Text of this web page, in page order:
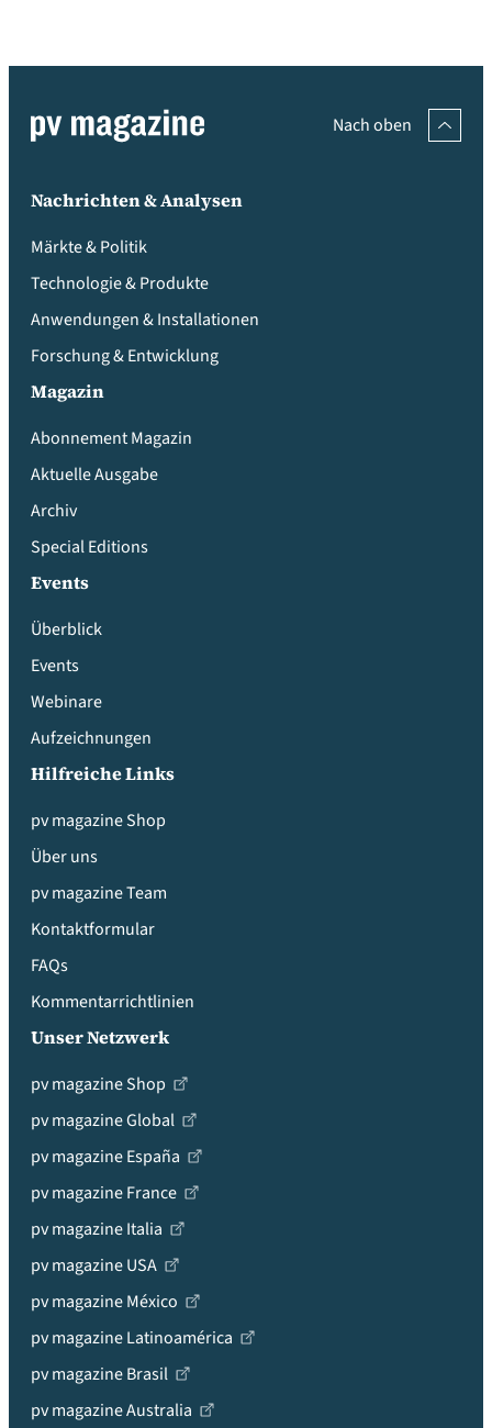
Nach oben
Nachrichten & Analysen
Märkte & Politik
Technologie & Produkte
Anwendungen & Installationen
Forschung & Entwicklung
Magazin
Abonnement Magazin
Aktuelle Ausgabe
Archiv
Special Editions
Events
Überblick
Events
Webinare
Aufzeichnungen
Hilfreiche Links
pv magazine Shop
Über uns
pv magazine Team
Kontaktformular
FAQs
Kommentarrichtlinien
Unser Netzwerk
pv magazine Shop
pv magazine Global
pv magazine España
pv magazine France
pv magazine Italia
pv magazine USA
pv magazine México
pv magazine Latinoamérica
pv magazine Brasil
pv magazine Australia